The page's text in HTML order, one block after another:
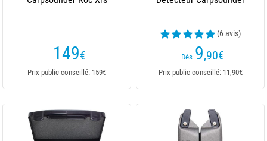
149€
Prix public conseillé: 159€
(6 avis)
Dès 9,90€
Prix public conseillé: 11,90€